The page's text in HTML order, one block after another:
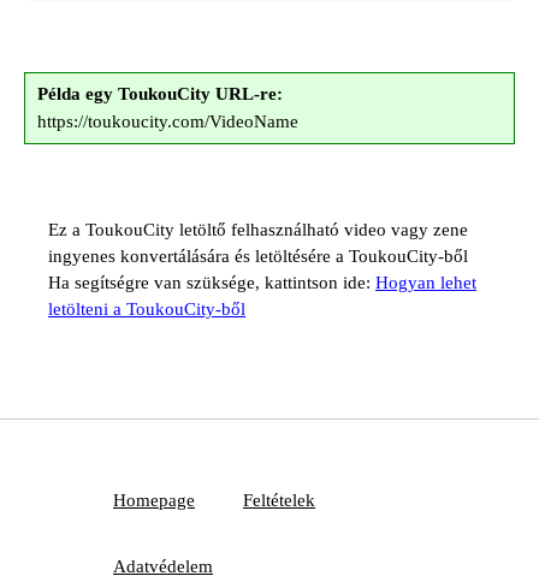
Példa egy ToukouCity URL-re:
https://toukoucity.com/VideoName
Ez a ToukouCity letöltő felhasználható video vagy zene
ingyenes konvertálására és letöltésére a ToukouCity-ből
Ha segítségre van szüksége, kattintson ide: Hogyan lehet
letölteni a ToukouCity-ből
Homepage Feltételek
Adatvédelem